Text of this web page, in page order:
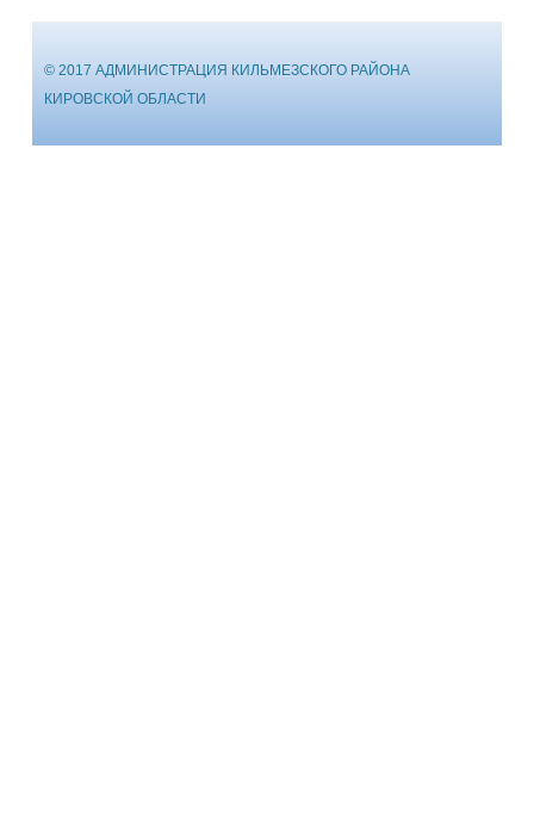
© 2017 АДМИНИСТРАЦИЯ КИЛЬМЕЗСКОГО РАЙОНА
КИРОВСКОЙ ОБЛАСТИ